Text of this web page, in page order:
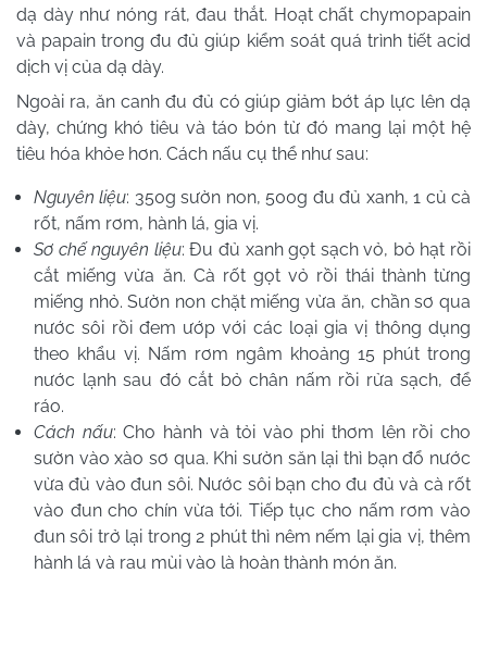
dạ dày như nóng rát, đau thắt. Hoạt chất chymopapain
và papain trong đu đủ giúp kiểm soát quá trình tiết acid
dịch vị của dạ dày.
Ngoài ra, ăn canh đu đủ có giúp giảm bớt áp lực lên dạ
dày, chứng khó tiêu và táo bón từ đó mang lại một hệ
tiêu hóa khỏe hơn. Cách nấu cụ thể như sau:
Nguyên liệu: 350g sườn non, 500g đu đủ xanh, 1 củ cà
rốt, nấm rơm, hành lá, gia vị.
Sơ chế nguyên liệu: Đu đủ xanh gọt sạch vỏ, bỏ hạt rồi
cắt miếng vừa ăn. Cà rốt gọt vỏ rồi thái thành từng
miếng nhỏ. Sườn non chặt miếng vừa ăn, chần sơ qua
nước sôi rồi đem ướp với các loại gia vị thông dụng
theo khẩu vị. Nấm rơm ngâm khoảng 15 phút trong
nước lạnh sau đó cắt bỏ chân nấm rồi rửa sạch, để
ráo.
Cách nấu: Cho hành và tỏi vào phi thơm lên rồi cho
sườn vào xào sơ qua. Khi sườn săn lại thì bạn đổ nước
vừa đủ vào đun sôi. Nước sôi bạn cho đu đủ và cà rốt
vào đun cho chín vừa tới. Tiếp tục cho nấm rơm vào
đun sôi trở lại trong 2 phút thì nêm nếm lại gia vị, thêm
hành lá và rau mùi vào là hoàn thành món ăn.